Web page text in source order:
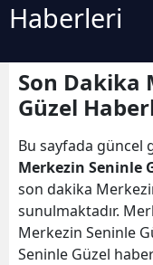
Haberleri
Son Dakika
Güzel
Bu sayfada güncel
Merkezin Seninle
son dakika
sunulmaktadır.
Merkezin Seninle
Seninle Güzel